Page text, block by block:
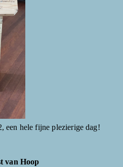
een hele fijne plezierige dag!
van Hoop